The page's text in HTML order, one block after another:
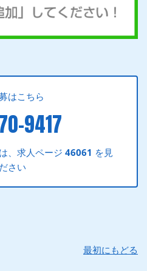
はこちら
9417
、求人ページ46061 を見
さい
最初にもどる